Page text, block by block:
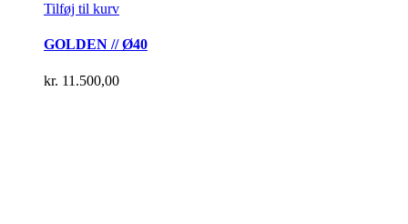
Tilføj til kurv
GOLDEN // Ø40
kr. 11.500,00